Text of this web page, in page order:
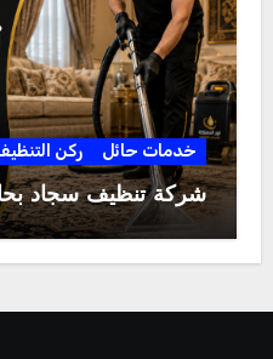
خدمات حائل ركن
شركة تنظيف سجاد بحائل